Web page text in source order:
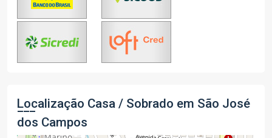
Localização Casa / Sobrado em São José
dos Campos